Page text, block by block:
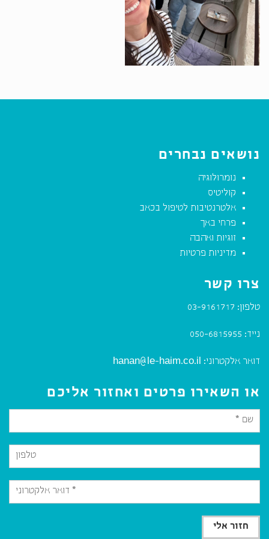
נושאים נבחרים
נומרולוגיה
קוליטיס
אלטרנטיבות לטיפול בכאב
פרחי באך
זוגיות ואהבה
מדיניות פרטיות
צרו קשר
טלפון: 03-9161717
נייד: 050-6815955
דואר אלקטרוני: hanan@le-haim.co.il
או השאירו פרטים ואחזור אליכם